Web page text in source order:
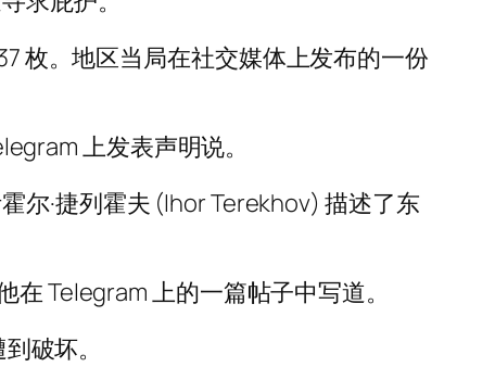
枚。地区当局在社交媒体上发布的一份
上发表声明说。
尔·捷列霍夫 (Ihor Terekhov) 描述了东
Telegram 上的一篇帖子中写道。
破坏。